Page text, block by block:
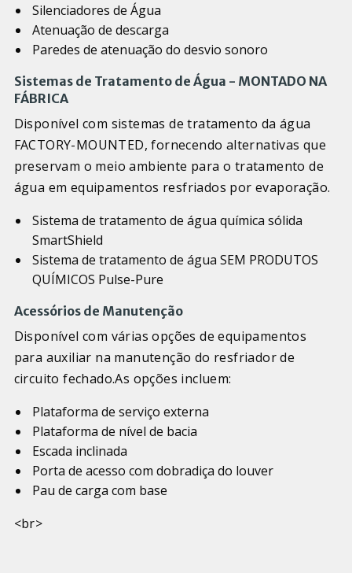
Silenciadores de Água
Atenuação de descarga
Paredes de atenuação do desvio sonoro
Sistemas de Tratamento de Água - MONTADO NA
FÁBRICA
Disponível com sistemas de tratamento da água
FACTORY-MOUNTED, fornecendo alternativas que
preservam o meio ambiente para o tratamento de
água em equipamentos resfriados por evaporação.
Sistema de tratamento de água química sólida
SmartShield
Sistema de tratamento de água SEM PRODUTOS
QUÍMICOS Pulse-Pure
Acessórios de Manutenção
Disponível com várias opções de equipamentos
para auxiliar na manutenção do resfriador de
circuito fechado.As opções incluem:
Plataforma de serviço externa
Plataforma de nível de bacia
Escada inclinada
Porta de acesso com dobradiça do louver
Pau de carga com base
<br>